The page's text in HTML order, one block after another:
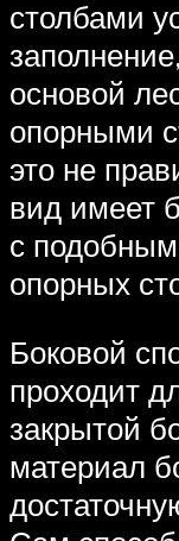
столбами
основой
опорными
это не
вид имеет
с
опорных
Боковой
проходит
закрытой
материал